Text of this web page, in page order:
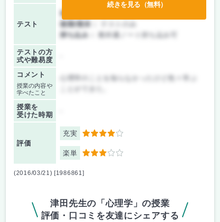
テスト
前期/中間：
後期/期末：
持ち込み：
教科書ノート持ち込み可
テストの方
式や難易度
コメント
授業の内容や
学べたこと
授業を
受けた時期
評価
充実 4
楽単 3
続きを見る（無料）
(2016/03/21) [1986861]
津田先生の「心理学」の授業
評価・口コミを友達にシェアする